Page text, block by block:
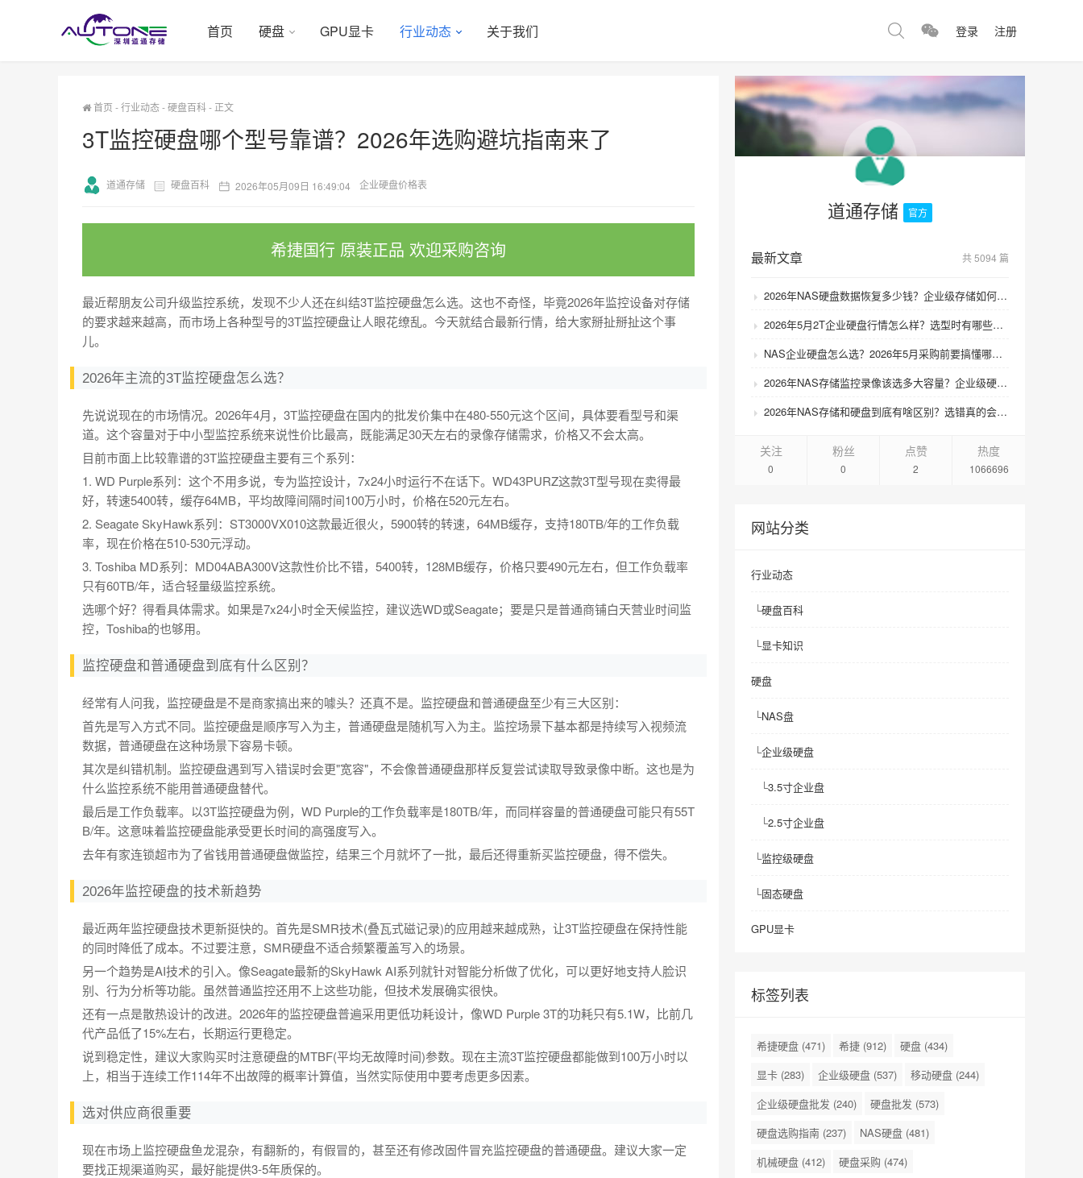
首页 硬盘 GPU显卡 行业动态 关于我们 登录 注册
首页 -行业动态-硬盘百科- 正文
3T监控硬盘哪个型号靠谱？2026年选购避坑指南来了
道通存储 硬盘百科 2026年05月09日 16:49:04 企业硬盘价格表
希捷国行 原装正品 欢迎采购咨询
最近帮朋友公司升级监控系统，发现不少人还在纠结3T监控硬盘怎么选。这也不奇怪，毕竟2026年监控设备对存储
的要求越来越高，而市场上各种型号的3T监控硬盘让人眼花缭乱。今天就结合最新行情，给大家掰扯掰扯这个事
儿。
2026年主流的3T监控硬盘怎么选？
先说说现在的市场情况。2026年4月，3T监控硬盘在国内的批发价集中在480-550元这个区间，具体要看型号和渠
道。这个容量对于中小型监控系统来说性价比最高，既能满足30天左右的录像存储需求，价格又不会太高。
目前市面上比较靠谱的3T监控硬盘主要有三个系列：
1. WD Purple系列：这个不用多说，专为监控设计，7x24小时运行不在话下。WD43PURZ这款3T型号现在卖得最
好，转速5400转，缓存64MB，平均故障间隔时间100万小时，价格在520元左右。
2. Seagate SkyHawk系列：ST3000VX010这款最近很火，5900转的转速，64MB缓存，支持180TB/年的工作负载
率，现在价格在510-530元浮动。
3. Toshiba MD系列：MD04ABA300V这款性价比不错，5400转，128MB缓存，价格只要490元左右，但工作负载率
只有60TB/年，适合轻量级监控系统。
选哪个好？得看具体需求。如果是7x24小时全天候监控，建议选WD或Seagate；要是只是普通商铺白天营业时间监
控，Toshiba的也够用。
监控硬盘和普通硬盘到底有什么区别？
经常有人问我，监控硬盘是不是商家搞出来的噱头？还真不是。监控硬盘和普通硬盘至少有三大区别：
首先是写入方式不同。监控硬盘是顺序写入为主，普通硬盘是随机写入为主。监控场景下基本都是持续写入视频流
数据，普通硬盘在这种场景下容易卡顿。
其次是纠错机制。监控硬盘遇到写入错误时会更"宽容"，不会像普通硬盘那样反复尝试读取导致录像中断。这也是为
什么监控系统不能用普通硬盘替代。
最后是工作负载率。以3T监控硬盘为例，WD Purple的工作负载率是180TB/年，而同样容量的普通硬盘可能只有55T
B/年。这意味着监控硬盘能承受更长时间的高强度写入。
去年有家连锁超市为了省钱用普通硬盘做监控，结果三个月就坏了一批，最后还得重新买监控硬盘，得不偿失。
2026年监控硬盘的技术新趋势
最近两年监控硬盘技术更新挺快的。首先是SMR技术(叠瓦式磁记录)的应用越来越成熟，让3T监控硬盘在保持性能
的同时降低了成本。不过要注意，SMR硬盘不适合频繁覆盖写入的场景。
另一个趋势是AI技术的引入。像Seagate最新的SkyHawk AI系列就针对智能分析做了优化，可以更好地支持人脸识
别、行为分析等功能。虽然普通监控还用不上这些功能，但技术发展确实很快。
还有一点是散热设计的改进。2026年的监控硬盘普遍采用更低功耗设计，像WD Purple 3T的功耗只有5.1W，比前几
代产品低了15%左右，长期运行更稳定。
说到稳定性，建议大家购买时注意硬盘的MTBF(平均无故障时间)参数。现在主流3T监控硬盘都能做到100万小时以
上，相当于连续工作114年不出故障的概率计算值，当然实际使用中要考虑更多因素。
选对供应商很重要
现在市场上监控硬盘鱼龙混杂，有翻新的，有假冒的，甚至还有修改固件冒充监控硬盘的普通硬盘。建议大家一定
要找正规渠道购买，最好能提供3-5年质保的。
道通存储 官方
最新文章 共 5094 篇
2026年NAS硬盘数据恢复多少钱？企业级存储如何避免数据丢失风险？
2026年5月2T企业硬盘行情怎么样？选型时有哪些避坑技巧？
NAS企业硬盘怎么选？2026年5月采购前要搞懂哪些坑？
2026年NAS存储监控录像该选多大容量？企业级硬盘怎么搭配才划算？
2026年NAS存储和硬盘到底有啥区别？选错真的会后悔吗？
关注
0
粉丝
0
点赞
2
热度
1066696
网站分类
行业动态
└硬盘百科
└显卡知识
硬盘
└NAS盘
└企业级硬盘
└3.5寸企业盘
└2.5寸企业盘
└监控级硬盘
└固态硬盘
GPU显卡
标签列表
希捷硬盘 (471) 希捷 (912) 硬盘 (434)
显卡 (283) 企业级硬盘 (537) 移动硬盘 (244)
企业级硬盘批发 (240) 硬盘批发 (573)
硬盘选购指南 (237) NAS硬盘 (481)
机械硬盘 (412) 硬盘采购 (474)